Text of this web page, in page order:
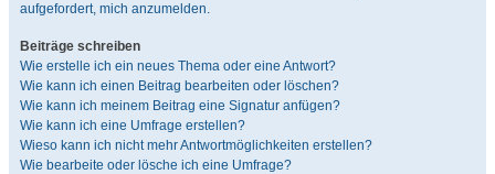
aufgefordert, mich anzumelden.
Beiträge schreiben
Wie erstelle ich ein neues Thema oder eine Antwort?
Wie kann ich einen Beitrag bearbeiten oder löschen?
Wie kann ich meinem Beitrag eine Signatur anfügen?
Wie kann ich eine Umfrage erstellen?
Wieso kann ich nicht mehr Antwortmöglichkeiten erstellen?
Wie bearbeite oder lösche ich eine Umfrage?